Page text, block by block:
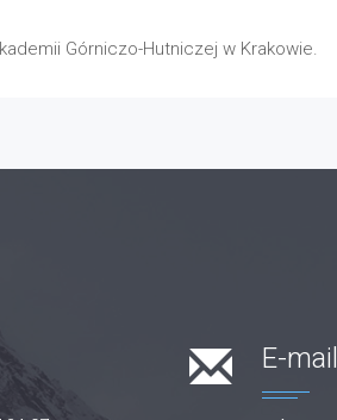
Górniczo-Hutniczej w Krakowie.
E-